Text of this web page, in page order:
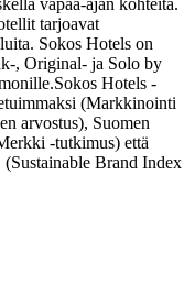
tarjoavat
Sokos Hotels on
, Original- ja Solo by
Sokos Hotels -
(Markkinointi
arvostus), Suomen
-tutkimus) että
Brand Index